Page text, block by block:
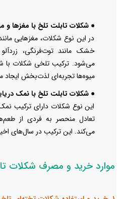
● شکلات تابلت تلخ با مغزها
در این نوع شکلات، مغزهایی
خشک مانند توت‌فرنگی،
می‌شود. ترکیب تلخی شکلات با
میوه‌ها تجربه‌ای لذت‌بخش ایجاد
● شکلات تابلت تلخ با نمک
این نوع شکلات دارای ترکیب
تعادل منحصر به فردی از
می‌کند. این ترکیب در سال‌های
موارد خرید و مصرف شکلات